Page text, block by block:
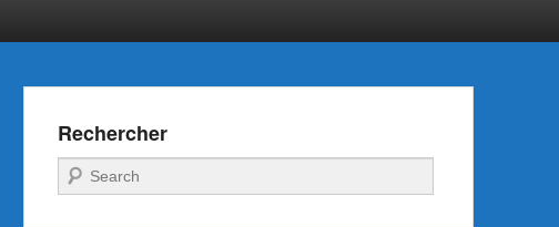
Rechercher
Recherche